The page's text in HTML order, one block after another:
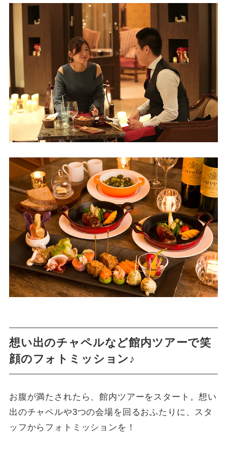
想い出のチャペルなど館内ツアーで笑
顔のフォトミッション♪
お腹が満たされたら、館内ツアーをスタート。想い
出のチャペルや3つの会場を回るおふたりに、スタ
ッフからフォトミッションを！